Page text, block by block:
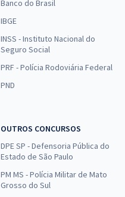
Banco do Brasil
IBGE
INSS - Instituto Nacional do
Seguro Social
PRF - Polícia Rodoviária Federal
PND
OUTROS CONCURSOS
DPE SP - Defensoria Pública do
Estado de São Paulo
PM MS - Polícia Militar de Mato
Grosso do Sul